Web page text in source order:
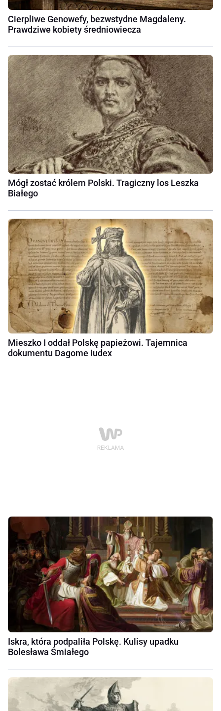
Cierpliwe Genowefy, bezwstydne Magdaleny.
Prawdziwe kobiety średniowiecza
Mógł zostać królem Polski. Tragiczny los Leszka
Białego
Mieszko I oddał Polskę papieżowi. Tajemnica
dokumentu Dagome iudex
Iskra, która podpaliła Polskę. Kulisy upadku
Bolesława Śmiałego